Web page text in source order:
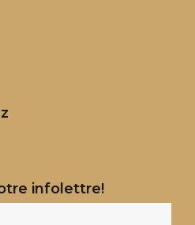
infolettre!